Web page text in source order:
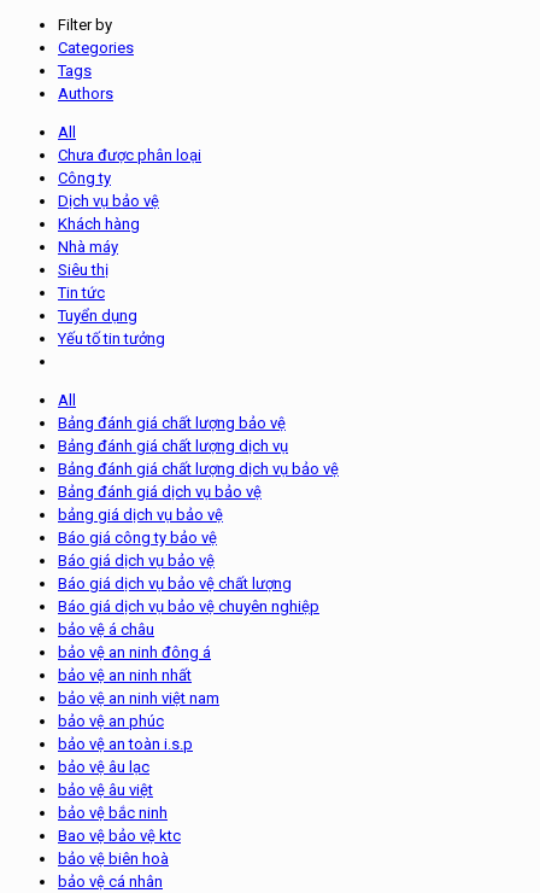
Filter by
Categories
Tags
Authors
All
Chưa được phân loại
Công ty
Dịch vụ bảo vệ
Khách hàng
Nhà máy
Siêu thị
Tin tức
Tuyển dụng
Yếu tố tin tưởng
All
Bảng đánh giá chất lượng bảo vệ
Bảng đánh giá chất lượng dịch vụ
Bảng đánh giá chất lượng dịch vụ bảo vệ
Bảng đánh giá dịch vụ bảo vệ
bảng giá dịch vụ bảo vệ
Báo giá công ty bảo vệ
Báo giá dịch vụ bảo vệ
Báo giá dịch vụ bảo vệ chất lượng
Báo giá dịch vụ bảo vệ chuyên nghiệp
bảo vệ á châu
bảo vệ an ninh đông á
bảo vệ an ninh nhất
bảo vệ an ninh việt nam
bảo vệ an phúc
bảo vệ an toàn i.s.p
bảo vệ âu lạc
bảo vệ âu việt
bảo vệ bắc ninh
Bao vệ bảo vệ ktc
bảo vệ biên hoà
bảo vệ cá nhân